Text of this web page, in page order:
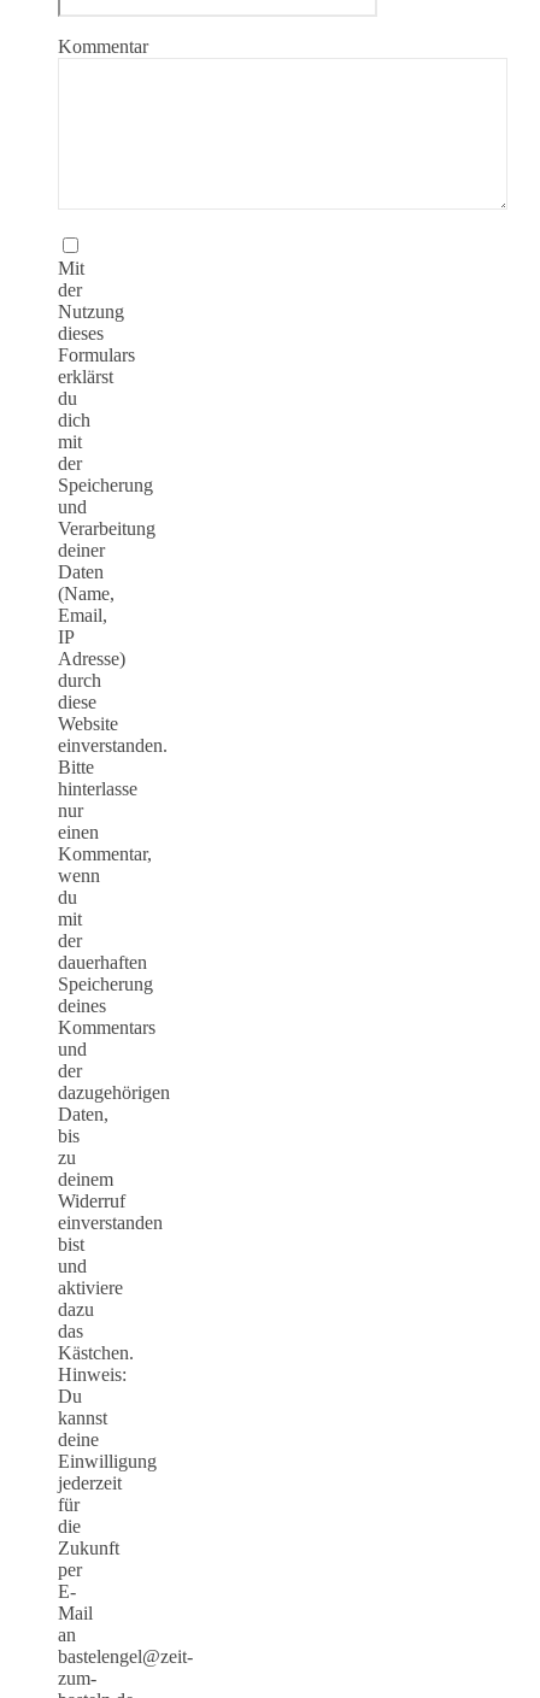
Kommentar
Mit
der
Nutzung
dieses
Formulars
erklärst
du
dich
mit
der
Speicherung
und
Verarbeitung
deiner
Daten
(Name,
Email,
IP
Adresse)
durch
diese
Website
einverstanden.
Bitte
hinterlasse
nur
einen
Kommentar,
wenn
du
mit
der
dauerhaften
Speicherung
deines
Kommentars
und
der
dazugehörigen
Daten,
bis
zu
deinem
Widerruf
einverstanden
bist
und
aktiviere
dazu
das
Kästchen.
Hinweis:
Du
kannst
deine
Einwilligung
jederzeit
für
die
Zukunft
per
E-
Mail
an
bastelengel@zeit-
zum-